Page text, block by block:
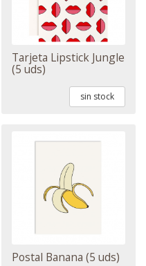
Tarjeta Lipstick Jungle
(5 uds)
sin stock
Postal Banana (5 uds)